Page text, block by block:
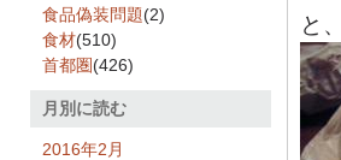
と
食品偽装問題(2)
食材(510)
首都圏(426)
月別に読む
2016年2月